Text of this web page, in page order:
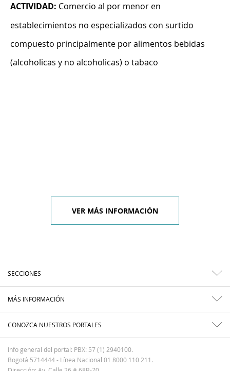
ACTIVIDAD: Comercio al por menor en
establecimientos no especializados con surtido
compuesto principalmente por alimentos bebidas
(alcoholicas y no alcoholicas) o tabaco
VER MÁS INFORMACIÓN
SECCIONES
MÁS INFORMACIÓN
CONOZCA NUESTROS PORTALES
Info general del portal: PBX: 57 (1) 2940100.
Bogotá 5714444 - Línea Nacional 01 8000 110 211.